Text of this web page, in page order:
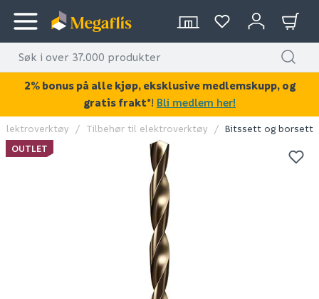
KAN DISSE VÆRE AV INTERESSE?
OUTLET
Elektroverktøy Tilbehør til elektroverktøy
Bitssett og borsett
OUTLET
2% bonus på alle kjøp, eksklusive medlemskupp, og
gratis frakt*! Bli medlem her!